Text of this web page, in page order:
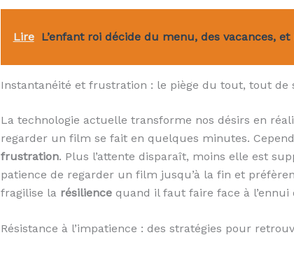
Lire L’enfant roi décide du menu, des vacances,
Instantanéité et frustration : le piège du tout, tout de
La technologie actuelle transforme nos désirs en
regarder un film se fait en quelques minutes.
frustration. Plus l’attente disparaît, moins elle est
patience de regarder un film jusqu’à la fin et
fragilise la résiliencequand il faut faire face à l’ennui
Résistance à l’impatience : des stratégies pour